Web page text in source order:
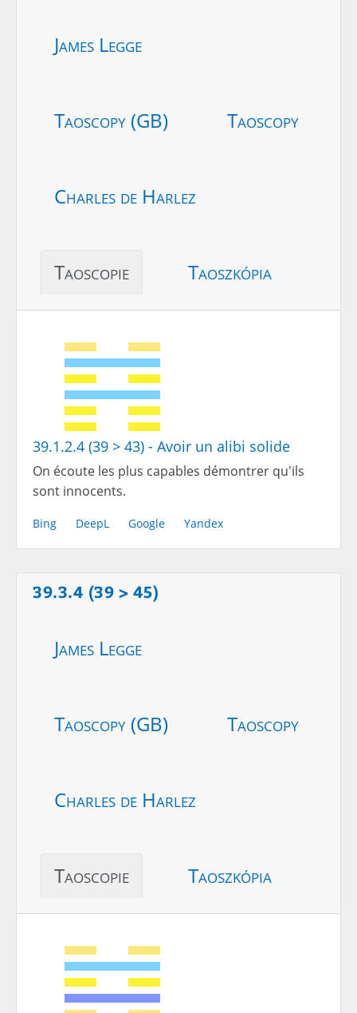
James Legge
Taoscopy (GB) Taoscopy
Charles de Harlez
Taoscopie Taoszkópia
39.1.2.4 (39 > 43) - Avoir un alibi solide
On écoute les plus capables démontrer qu'ils
sont innocents.
Bing DeepL Google Yandex
39.3.4 (39 > 45)
James Legge
Taoscopy (GB) Taoscopy
Charles de Harlez
Taoscopie Taoszkópia